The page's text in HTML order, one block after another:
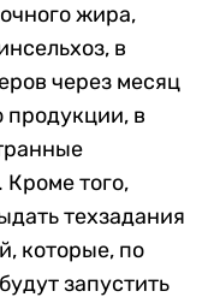
жира,
в
через месяц
в
того,
техзадания
которые, по
запустить